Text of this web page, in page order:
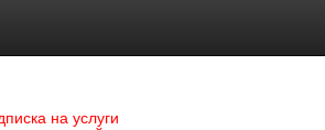
на услуги